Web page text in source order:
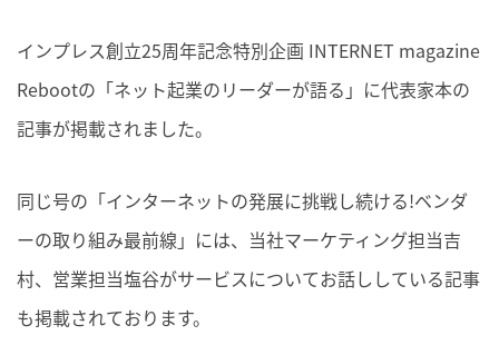
インプレス創立25周年記念特別企画 INTERNET magazine
Rebootの「ネット起業のリーダーが語る」に代表家本の
記事が掲載されました。
同じ号の「インターネットの発展に挑戦し続ける!ベンダ
ーの取り組み最前線」には、当社マーケティング担当吉
村、営業担当塩谷がサービスについてお話ししている記事
も掲載されております。